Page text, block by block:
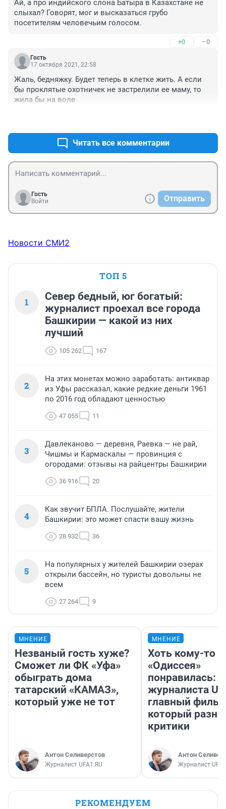
Ай, а про индийского слона Батыра в Казахстане не
слыхал? Говорят, мог и высказаться грубо
посетителям человечьим голосом.
+0 –0
Гость
17 октября 2021, 22:58
Жаль, бедняжку. Будет теперь в клетке жить. А если
бы проклятые охотничек не застрелили ее маму, то
жила бы на воле
Читать все комментарии
Гость
Войти
Отправить
Новости СМИ2
ТОП 5
1
Север бедный, юг богатый:
журналист проехал все города
Башкирии — какой из них
лучший
105 262 167
2
На этих монетах можно заработать: антиквар
из Уфы рассказал, какие редкие деньги 1961
по 2016 год обладают ценностью
47 055 11
3
Давлеканово — деревня, Раевка — не рай,
Чишмы и Кармаскалы — провинция с
огородами: отзывы на райцентры Башкирии
36 916 20
4
Как звучит БПЛА. Послушайте, жители
Башкирии: это может спасти вашу жизнь
28 932 36
5
На популярных у жителей Башкирии озерах
открыли бассейн, но туристы довольны не
всем
27 264 9
МНЕНИЕ
Незваный гость хуже?
Сможет ли ФК «Уфа»
обыграть дома
татарский «КАМАЗ»,
который уже не тот
Антон Селиверстов
Журналист UFA1.RU
МНЕНИЕ
Хоть кому-то
«Одиссея»
понравилась:
журналиста
главный
который
критики
Антон
Журналист
РЕКОМЕНДУЕМ